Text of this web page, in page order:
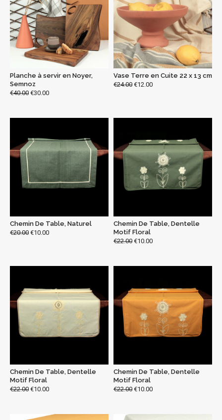
Planche à servir en Noyer,
Semnoz
€40.00 €30.00
Vase Terre en Cuite 22 x 13 cm
€24.00 €12.00
Chemin De Table, Naturel
€20.00 €10.00
Chemin De Table, Dentelle
Motif Floral
€22.00 €10.00
Chemin De Table, Dentelle
Motif Floral
€22.00 €10.00
Chemin De Table, Dentelle
Motif Floral
€22.00 €10.00